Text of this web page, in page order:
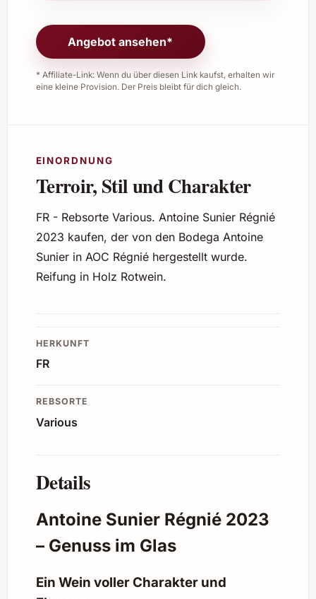
Angebot ansehen*
* Affiliate-Link: Wenn du über diesen Link kaufst, erhalten wir
eine kleine Provision. Der Preis bleibt für dich gleich.
EINORDNUNG
Terroir, Stil und Charakter
FR - Rebsorte Various. Antoine Sunier Régnié
2023 kaufen, der von den Bodega Antoine
Sunier in AOC Régnié hergestellt wurde.
Reifung in Holz Rotwein.
HERKUNFT
FR
REBSORTE
Various
Details
Antoine Sunier Régnié 2023
– Genuss im Glas
Ein Wein voller Charakter und